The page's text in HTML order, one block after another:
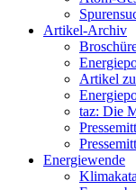
Artikel-Archiv
Artikel
taz: Die
Energiewende